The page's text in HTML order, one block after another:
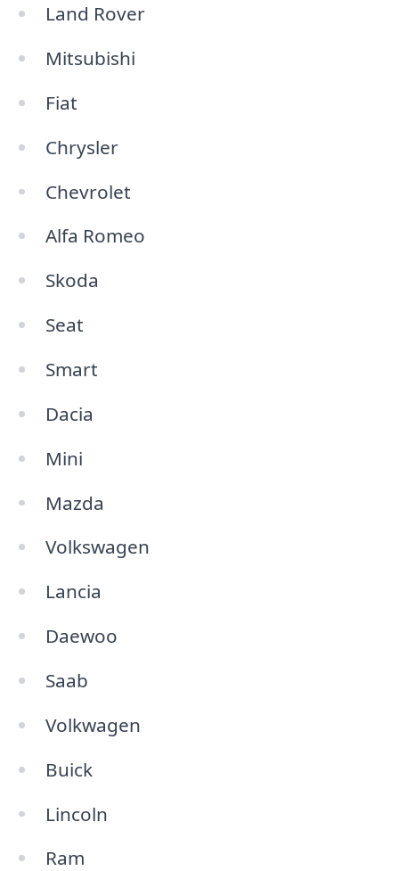
Land Rover
Mitsubishi
Fiat
Chrysler
Chevrolet
Alfa Romeo
Skoda
Seat
Smart
Dacia
Mini
Mazda
Volkswagen
Lancia
Daewoo
Saab
Volkwagen
Buick
Lincoln
Ram